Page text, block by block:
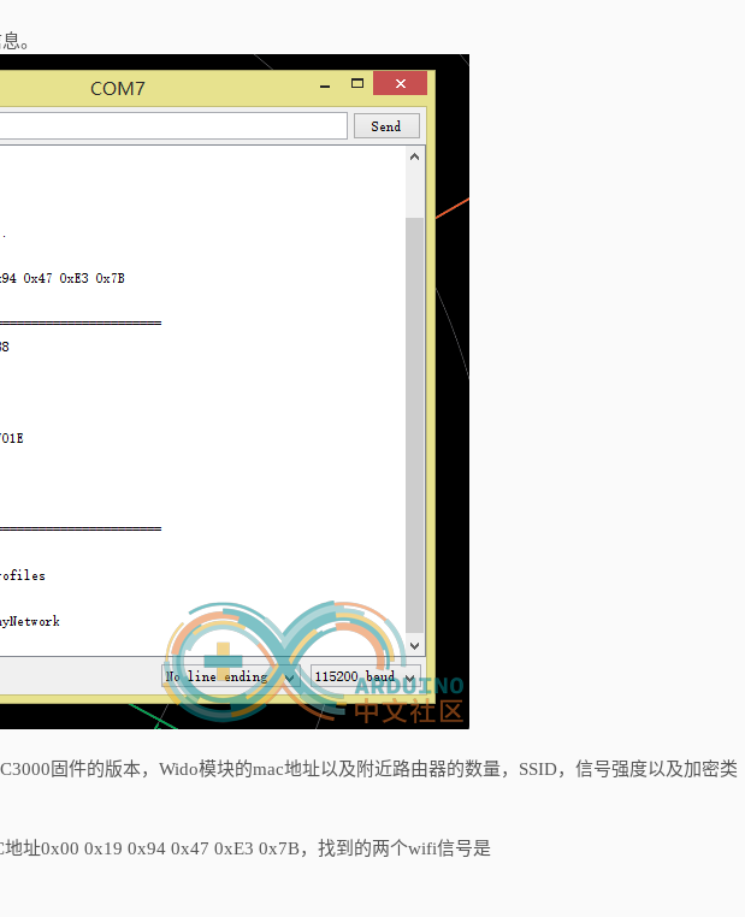
。
固件的版本，Wido模块的mac地址以及附近路由器的数量，SSID，信号强度以及加密类
址0x00 0x19 0x94 0x47 0xE3 0x7B，找到的两个wifi信号是